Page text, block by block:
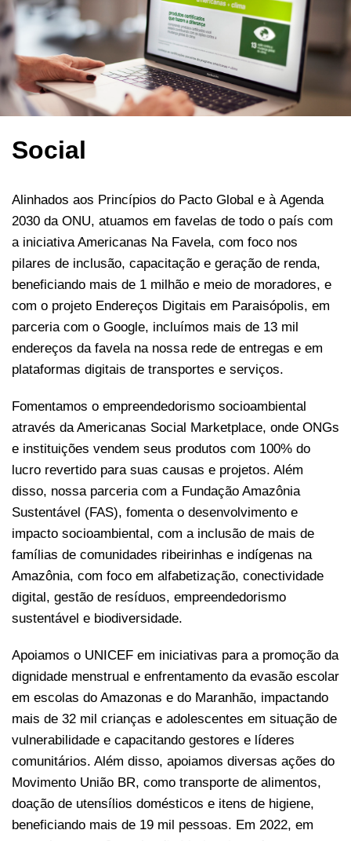
Social
Alinhados aos Princípios do Pacto Global e à Agenda
2030 da ONU, atuamos em favelas de todo o país com
a iniciativa Americanas Na Favela, com foco nos
pilares de inclusão, capacitação e geração de renda,
beneficiando mais de 1 milhão e meio de moradores, e
com o projeto Endereços Digitais em Paraisópolis, em
parceria com o Google, incluímos mais de 13 mil
endereços da favela na nossa rede de entregas e em
plataformas digitais de transportes e serviços.
Fomentamos o empreendedorismo socioambiental
através da Americanas Social Marketplace, onde ONGs
e instituições vendem seus produtos com 100% do
lucro revertido para suas causas e projetos. Além
disso, nossa parceria com a Fundação Amazônia
Sustentável (FAS), fomenta o desenvolvimento e
impacto socioambiental, com a inclusão de mais de
famílias de comunidades ribeirinhas e indígenas na
Amazônia, com foco em alfabetização, conectividade
digital, gestão de resíduos, empreendedorismo
sustentável e biodiversidade.
Apoiamos o UNICEF em iniciativas para a promoção da
dignidade menstrual e enfrentamento da evasão escolar
em escolas do Amazonas e do Maranhão, impactando
mais de 32 mil crianças e adolescentes em situação de
vulnerabilidade e capacitando gestores e líderes
comunitários. Além disso, apoiamos diversas ações do
Movimento União BR, como transporte de alimentos,
doação de utensílios domésticos e itens de higiene,
beneficiando mais de 19 mil pessoas. Em 2022, em